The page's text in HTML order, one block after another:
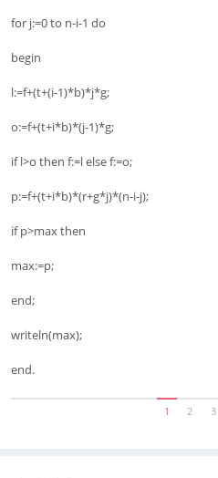
for j:=0 to n-i-1 do
begin
l:=f+(t+(i-1)*b)*j*g;
o:=f+(t+i*b)*(j-1)*g;
if l>o then f:=l else f:=o;
p:=f+(t+i*b)*(r+g*j)*(n-i-j);
if p>max then
max:=p;
end;
writeln(max);
end.
1 2 3